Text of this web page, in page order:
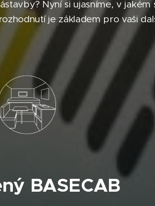
Nyní si ujasníme, v jakém
je základem pro vaši
BASECAB